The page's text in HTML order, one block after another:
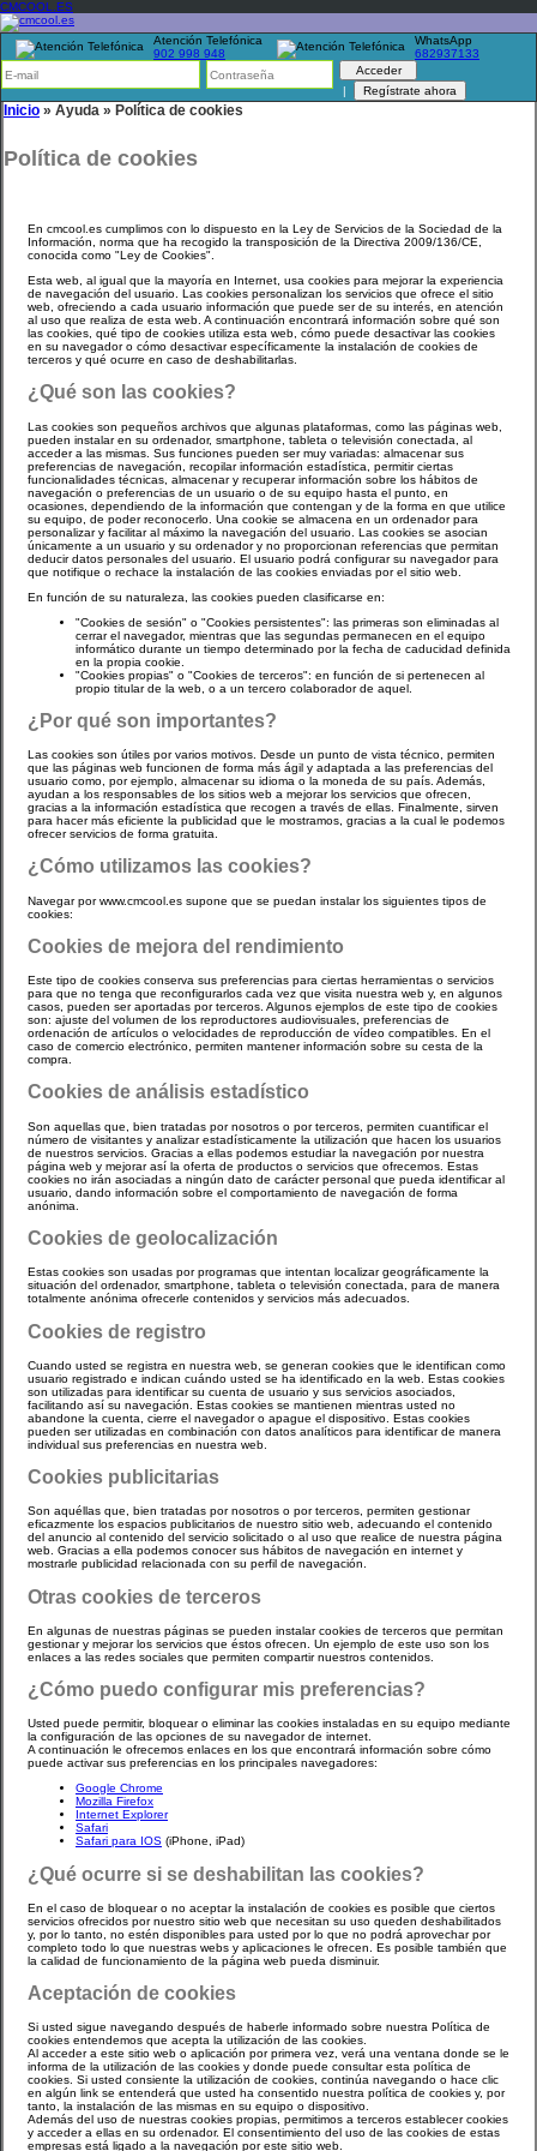
CMCOOL.ES
Atención Telefónica
902 998 948
WhatsApp
682937133
|
Inicio » Ayuda » Política de cookies
Política de cookies
En cmcool.es cumplimos con lo dispuesto en la Ley de Servicios de la Sociedad de la
Información, norma que ha recogido la transposición de la Directiva 2009/136/CE,
conocida como "Ley de Cookies".
Esta web, al igual que la mayoría en Internet, usa cookies para mejorar la experiencia
de navegación del usuario. Las cookies personalizan los servicios que ofrece el sitio
web, ofreciendo a cada usuario información que puede ser de su interés, en atención
al uso que realiza de esta web. A continuación encontrará información sobre qué son
las cookies, qué tipo de cookies utiliza esta web, cómo puede desactivar las cookies
en su navegador o cómo desactivar específicamente la instalación de cookies de
terceros y qué ocurre en caso de deshabilitarlas.
¿Qué son las cookies?
Las cookies son pequeños archivos que algunas plataformas, como las páginas web,
pueden instalar en su ordenador, smartphone, tableta o televisión conectada, al
acceder a las mismas. Sus funciones pueden ser muy variadas: almacenar sus
preferencias de navegación, recopilar información estadística, permitir ciertas
funcionalidades técnicas, almacenar y recuperar información sobre los hábitos de
navegación o preferencias de un usuario o de su equipo hasta el punto, en
ocasiones, dependiendo de la información que contengan y de la forma en que utilice
su equipo, de poder reconocerlo. Una cookie se almacena en un ordenador para
personalizar y facilitar al máximo la navegación del usuario. Las cookies se asocian
únicamente a un usuario y su ordenador y no proporcionan referencias que permitan
deducir datos personales del usuario. El usuario podrá configurar su navegador para
que notifique o rechace la instalación de las cookies enviadas por el sitio web.
En función de su naturaleza, las cookies pueden clasificarse en:
"Cookies de sesión" o "Cookies persistentes": las primeras son eliminadas al
cerrar el navegador, mientras que las segundas permanecen en el equipo
informático durante un tiempo determinado por la fecha de caducidad definida
en la propia cookie.
"Cookies propias" o "Cookies de terceros": en función de si pertenecen al
propio titular de la web, o a un tercero colaborador de aquel.
¿Por qué son importantes?
Las cookies son útiles por varios motivos. Desde un punto de vista técnico, permiten
que las páginas web funcionen de forma más ágil y adaptada a las preferencias del
usuario como, por ejemplo, almacenar su idioma o la moneda de su país. Además,
ayudan a los responsables de los sitios web a mejorar los servicios que ofrecen,
gracias a la información estadística que recogen a través de ellas. Finalmente, sirven
para hacer más eficiente la publicidad que le mostramos, gracias a la cual le podemos
ofrecer servicios de forma gratuita.
¿Cómo utilizamos las cookies?
Navegar por www.cmcool.es supone que se puedan instalar los siguientes tipos de
cookies:
Cookies de mejora del rendimiento
Este tipo de cookies conserva sus preferencias para ciertas herramientas o servicios
para que no tenga que reconfigurarlos cada vez que visita nuestra web y, en algunos
casos, pueden ser aportadas por terceros. Algunos ejemplos de este tipo de cookies
son: ajuste del volumen de los reproductores audiovisuales, preferencias de
ordenación de artículos o velocidades de reproducción de vídeo compatibles. En el
caso de comercio electrónico, permiten mantener información sobre su cesta de la
compra.
Cookies de análisis estadístico
Son aquellas que, bien tratadas por nosotros o por terceros, permiten cuantificar el
número de visitantes y analizar estadísticamente la utilización que hacen los usuarios
de nuestros servicios. Gracias a ellas podemos estudiar la navegación por nuestra
página web y mejorar así la oferta de productos o servicios que ofrecemos. Estas
cookies no irán asociadas a ningún dato de carácter personal que pueda identificar al
usuario, dando información sobre el comportamiento de navegación de forma
anónima.
Cookies de geolocalización
Estas cookies son usadas por programas que intentan localizar geográficamente la
situación del ordenador, smartphone, tableta o televisión conectada, para de manera
totalmente anónima ofrecerle contenidos y servicios más adecuados.
Cookies de registro
Cuando usted se registra en nuestra web, se generan cookies que le identifican como
usuario registrado e indican cuándo usted se ha identificado en la web. Estas cookies
son utilizadas para identificar su cuenta de usuario y sus servicios asociados,
facilitando así su navegación. Estas cookies se mantienen mientras usted no
abandone la cuenta, cierre el navegador o apague el dispositivo. Estas cookies
pueden ser utilizadas en combinación con datos analíticos para identificar de manera
individual sus preferencias en nuestra web.
Cookies publicitarias
Son aquéllas que, bien tratadas por nosotros o por terceros, permiten gestionar
eficazmente los espacios publicitarios de nuestro sitio web, adecuando el contenido
del anuncio al contenido del servicio solicitado o al uso que realice de nuestra página
web. Gracias a ella podemos conocer sus hábitos de navegación en internet y
mostrarle publicidad relacionada con su perfil de navegación.
Otras cookies de terceros
En algunas de nuestras páginas se pueden instalar cookies de terceros que permitan
gestionar y mejorar los servicios que éstos ofrecen. Un ejemplo de este uso son los
enlaces a las redes sociales que permiten compartir nuestros contenidos.
¿Cómo puedo configurar mis preferencias?
Usted puede permitir, bloquear o eliminar las cookies instaladas en su equipo mediante
la configuración de las opciones de su navegador de internet.
A continuación le ofrecemos enlaces en los que encontrará información sobre cómo
puede activar sus preferencias en los principales navegadores:
Google Chrome
Mozilla Firefox
Internet Explorer
Safari
Safari para IOS (iPhone, iPad)
¿Qué ocurre si se deshabilitan las cookies?
En el caso de bloquear o no aceptar la instalación de cookies es posible que ciertos
servicios ofrecidos por nuestro sitio web que necesitan su uso queden deshabilitados
y, por lo tanto, no estén disponibles para usted por lo que no podrá aprovechar por
completo todo lo que nuestras webs y aplicaciones le ofrecen. Es posible también que
la calidad de funcionamiento de la página web pueda disminuir.
Aceptación de cookies
Si usted sigue navegando después de haberle informado sobre nuestra Política de
cookies entendemos que acepta la utilización de las cookies.
Al acceder a este sitio web o aplicación por primera vez, verá una ventana donde se le
informa de la utilización de las cookies y donde puede consultar esta política de
cookies. Si usted consiente la utilización de cookies, continúa navegando o hace clic
en algún link se entenderá que usted ha consentido nuestra política de cookies y, por
tanto, la instalación de las mismas en su equipo o dispositivo.
Además del uso de nuestras cookies propias, permitimos a terceros establecer cookies
y acceder a ellas en su ordenador. El consentimiento del uso de las cookies de estas
empresas está ligado a la navegación por este sitio web.